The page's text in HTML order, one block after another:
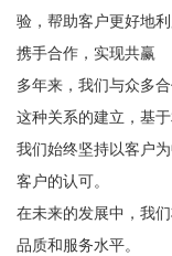
验，帮助客户更好地
携手合作，实现共赢
多年来，我们与众多
这种关系的建立，基
我们始终坚持以客户
客户的认可。
在未来的发展中，我
品质和服务水平。